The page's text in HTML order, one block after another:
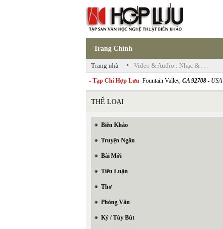
Trang Chính
Trang nhà › Video & Audio : Nhạc & . . .
- Tạp Chí Hợp Lưu Fountain Valley, CA 92708 - USA
THỂ LOẠI
Biên Khảo
Truyện Ngắn
Bài Mới
Tiểu Luận
Thơ
Phỏng Vấn
Ký / Tùy Bút